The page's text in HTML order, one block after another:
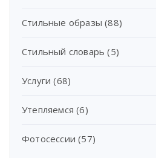
Стильные образы (88)
Стильный словарь (5)
Услуги (68)
Утепляемся (6)
Фотосессии (57)